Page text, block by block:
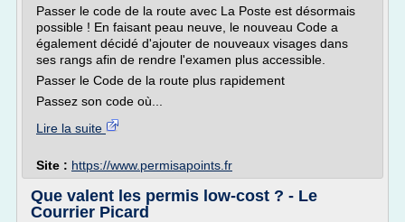
Passer le code de la route avec La Poste est désormais
possible ! En faisant peau neuve, le nouveau Code a
également décidé d'ajouter de nouveaux visages dans
ses rangs afin de rendre l'examen plus accessible.
Passer le Code de la route plus rapidement
Passez son code où...
Lire la suite
Site : https://www.permisapoints.fr
Que valent les permis low-cost ? - Le
Courrier Picard